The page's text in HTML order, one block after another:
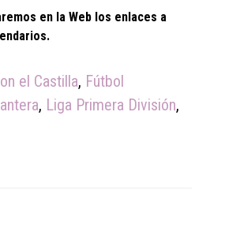
en la Web los enlaces a
el Castilla, Fútbol
, Liga Primera División,